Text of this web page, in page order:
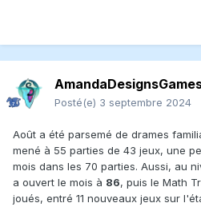
Posté(e) 3 septembre 2024
Août a été parsemé de drames
mené à 55 parties de 43 jeux, une
mois dans les 70 parties. Aussi, au
a ouvert le mois à 86, puis le Math
joués, entré 11 nouveaux jeux sur